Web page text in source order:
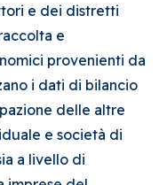
e dei distretti
e
provenienti da
i dati di bilancio
delle altre
e società di
a livello di